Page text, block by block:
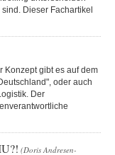
Dieser Fachartikel
Konzept gibt es auf dem
oder auch
Der
(Doris Andresen-